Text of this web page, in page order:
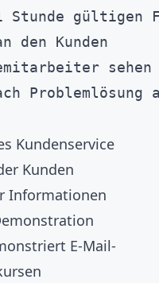
Stunde gültigen
den Kunden
Kundenservice
Kunden
Informationen
E-Mail-